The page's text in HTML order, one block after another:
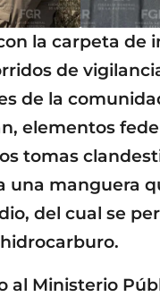
la carpeta de
de
de la
elementos
tomas
una manguera
del cual se
al Ministerio